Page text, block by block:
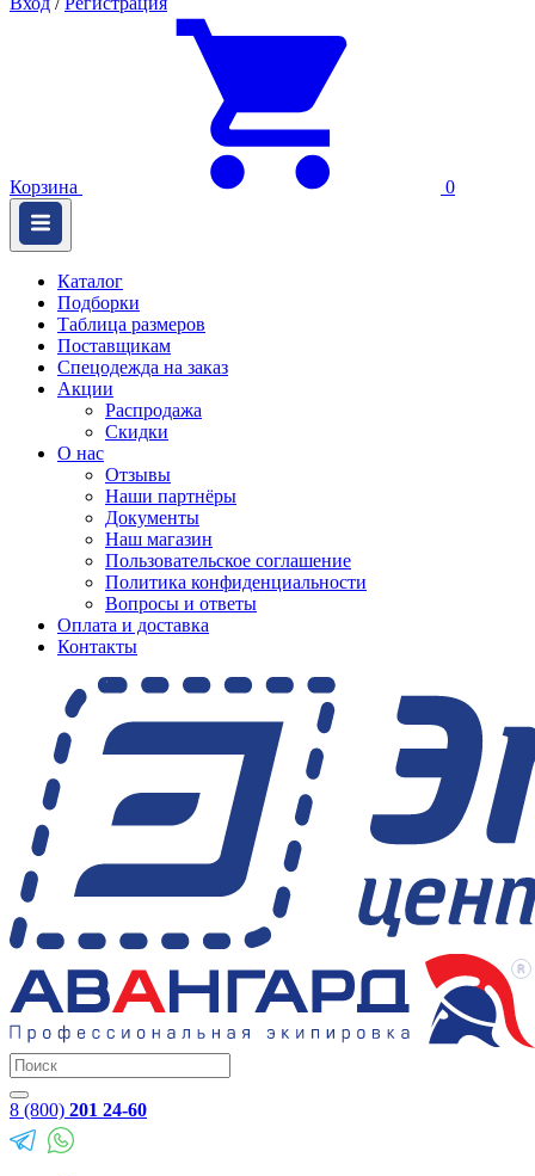
Корзина 0
Каталог
Подборки
Таблица размеров
Поставщикам
Спецодежда на заказ
Акции
Распродажа
Скидки
О нас
Отзывы
Наши партнёры
Документы
Наш магазин
Пользовательское соглашение
Политика конфиденциальности
Вопросы и ответы
Оплата и доставка
Контакты
8 (800) 201 24-60